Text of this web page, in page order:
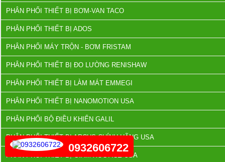
PHÂN PHỐI THIẾT BỊ BƠM-VAN TACO
PHÂN PHỐI THIẾT BỊ ADOS
PHÂN PHỐI MÁY TRỘN - BƠM FRISTAM
PHÂN PHỐI THIẾT BỊ ĐO LƯỜNG RENISHAW
PHÂN PHỐI THIẾT BỊ LÀM MÁT EMMEGI
PHÂN PHỐI THIẾT BỊ NANOMOTION USA
PHÂN PHỐI BỘ ĐIỀU KHIỂN GALIL
PHÂN PHỐI THIẾT BỊ ARCUS CHÍNH HÃNG USA
PHÂN PHỐI THIẾT BỊ GIẢM XÓC ACE USA
0932606722